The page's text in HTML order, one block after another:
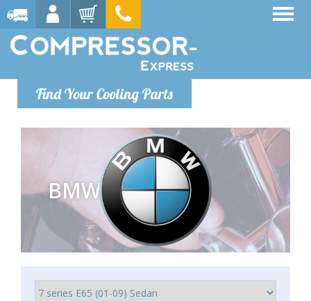
Find Your Cooling Parts
BMW